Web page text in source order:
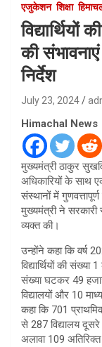
एजुकेशन शिक्षा
की
निर्देश
July 23, 2024
Himachal News
मुख्यमंत्री ठाकुर
अधिकारियों के साथ
संस्थानों में
मुख्यमंत्री ने सरकारी
व्यक्त की।
उन्होंने कहा कि वर्ष
विद्यार्थियों की
संख्या घटकर 49
विद्यालयों और 10
कहा कि 701
से 287 विद्यालय
अलावा 109 अतिरिक्त